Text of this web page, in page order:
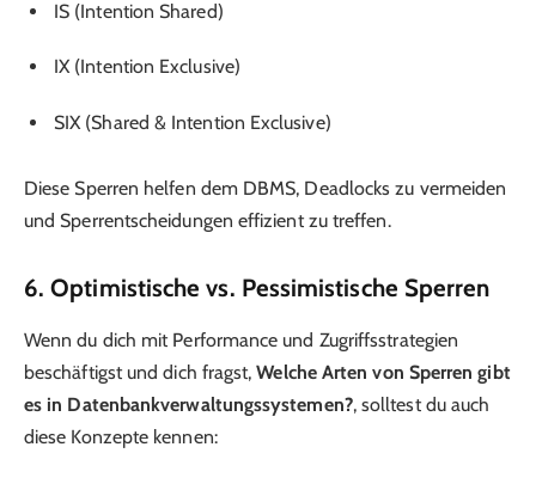
IS (Intention Shared)
IX (Intention Exclusive)
SIX (Shared & Intention Exclusive)
Diese Sperren helfen dem DBMS, Deadlocks zu vermeiden
und Sperrentscheidungen effizient zu treffen.
6. Optimistische vs. Pessimistische Sperren
Wenn du dich mit Performance und Zugriffsstrategien
beschäftigst und dich fragst,Welche Arten von Sperren gibt
es in Datenbankverwaltungssystemen?, solltest du auch
diese Konzepte kennen: